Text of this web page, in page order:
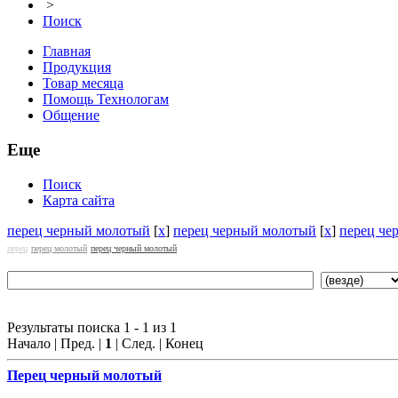
>
Поиск
Главная
Продукция
Товар месяца
Помощь Технологам
Общение
Еще
Поиск
Карта сайта
перец черный молотый [x] перец черный молотый [x] перец
перец перец молотый перец черный молотый
Результаты поиска 1 - 1 из 1
Начало | Пред. | 1 | След. | Конец
Перец черный молотый